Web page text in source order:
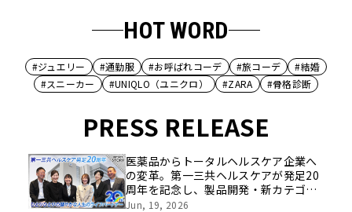
HOT WORD
#ジュエリー #通勤服 #お呼ばれコーデ #旅コーデ
#結婚
#スニーカー
#UNIQLO（ユニクロ） #ZARA #骨格診断
PRESS RELEASE
医薬品からトータルヘルスケア企業へ
の変革。第一三共ヘルスケアが発足20
周年を記念し、製品開発・新カテゴリ
挑戦の舞台や旧社統合時のエピソード
Jun, 19, 2026